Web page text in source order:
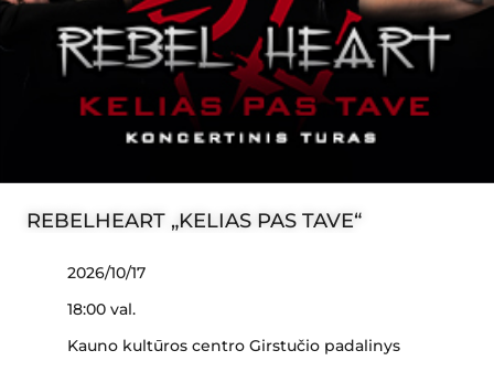
REBELHEART „KELIAS PAS TAVE“
2026/10/17
18:00 val.
Kauno kultūros centro Girstučio padalinys